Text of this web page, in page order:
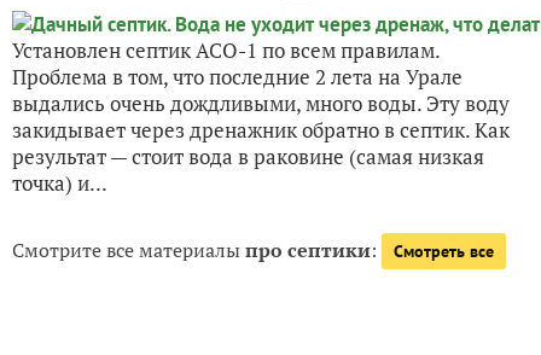
Установлен септик АСО-1 по всем правилам.
Проблема в том, что последние 2 лета на Урале
выдались очень дождливыми, много воды. Эту воду
закидывает через дренажник обратно в септик. Как
результат — стоит вода в раковине (самая низкая
точка) и...
Смотрите все материалыпро септики: Смотреть все